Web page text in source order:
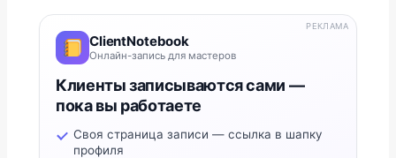
ClientNotebook
Онлайн-запись для мастеров
Клиенты записываются сами —
пока вы работаете
Своя страница записи — ссылка в шапку
профиля
РЕКЛАМА